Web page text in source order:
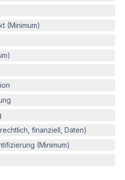
(Minimum)
finanziell, Daten)
(Minimum)